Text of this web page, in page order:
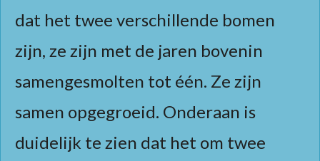
dat het twee verschillende bomen
zijn, ze zijn met de jaren bovenin
samengesmolten tot één. Ze zijn
samen opgegroeid. Onderaan is
duidelijk te zien dat het om twee